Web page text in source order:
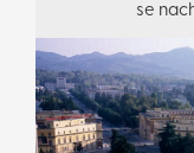
se